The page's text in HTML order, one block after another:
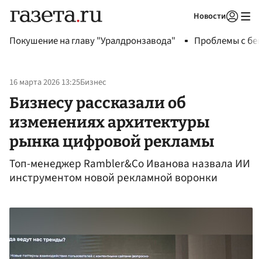
Новости
Покушение на главу "Уралдронзавода" Проблемы с
16 марта 2026 13:25Бизнес
Бизнесу рассказали об
изменениях архитектуры
рынка цифровой рекламы
Топ-менеджер Rambler&Co Иванова назвала ИИ
инструментом новой рекламной воронки